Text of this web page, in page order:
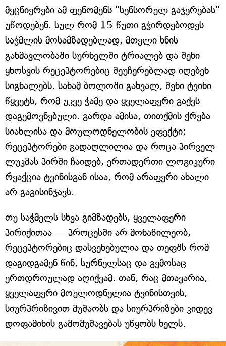
მეცნიერები ამ ფენომენს "სენსორულ გაჯერებას"
უწოდებენ. სულ რომ 15 წუთი გჭირდებოდეს
საჭმლის მოსამზადებლად, მთელი ხნის
განმავლობაში სურნელში ტრიალებ და შენი
ყნოსვის რეცეპტორებიც შეუჩერებლად იღებენ
სიგნალებს. სანამ ბოლოში გახვალ, შენი ტვინი
წყვეტს, რომ უკვე ჭამე და ყველაფერი გაქვს
დაგემოვნებული. გარდა ამისა, თითქმის ქრება
სიახლისა და მოულოდნელობის ეფექტი;
რეცეპტორები გადაღლილია და როცა პირველ
ლუკმას პირში ჩაიდებ, ერთადერთი ლოგიკური
რეაქცია ტვინისგან ისაა, რომ არაფერი ახალი
არ გაგისინჯავს.
თუ საჭმელს სხვა გიმზადებს, ყველაფერი
პირიქითაა — პროცესში არ მონაწილეობ,
რეცეპტორებიც დასვენებულია და თეფშს რომ
დაგიდგამენ წინ, სურნელსაც და გემოსაც
ერთდროულად აღიქვამ. თან, რაც მთავარია,
ყველაფერი მოულოდნელია ტვინისთვის,
სიურპრიზივით მუშაობს და სიურპრიზები კიდევ
დოფამინის გამომუშავებას უწყობს ხელს.